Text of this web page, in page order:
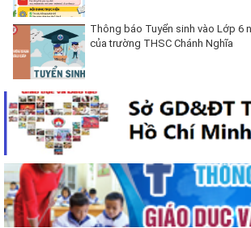
Thông báo Tuyển sinh vào Lớp 6
của trường THSC Chánh Nghĩa